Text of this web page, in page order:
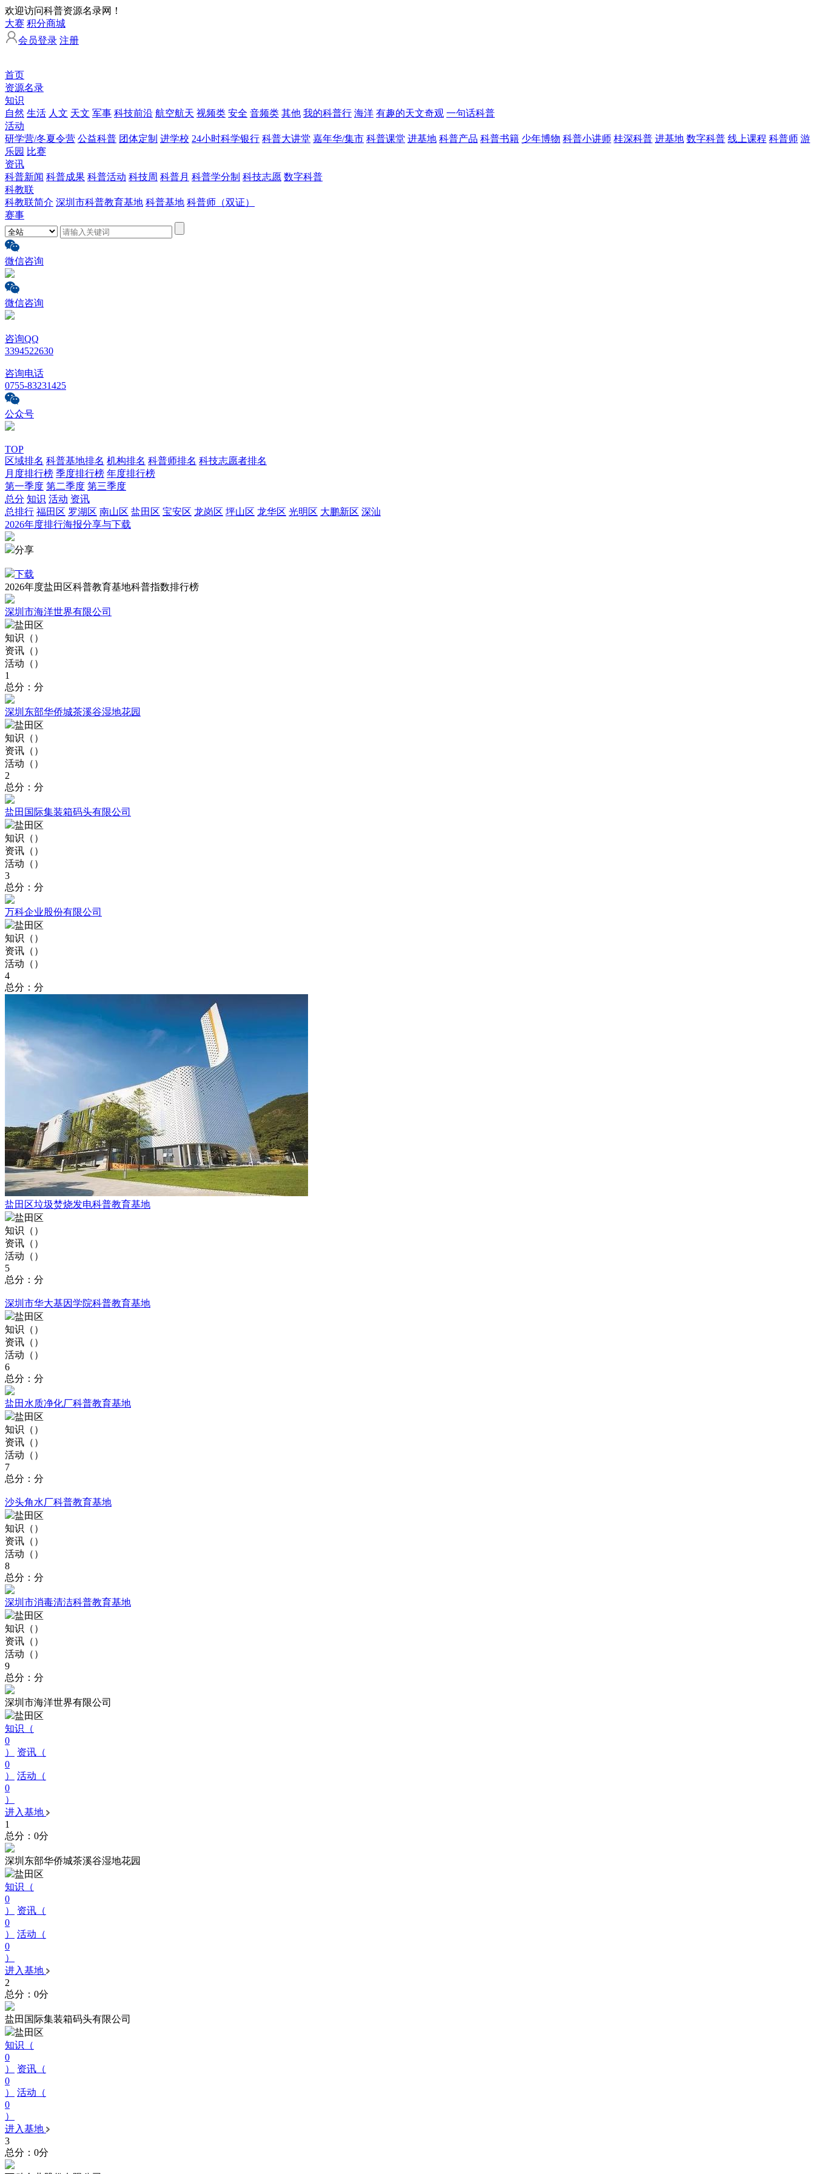
欢迎访问科普资源名录网！
大赛 积分商城
会员登录 注册
首页
资源名录
知识
自然 生活 人文 天文 军事 科技前沿 航空航天 视频类 安全 音频类 其他 我的科普行 海洋 有趣的天文奇观 一句话科普
活动
研学营/冬夏令营 公益科普 团体定制 进学校 24小时科学银行 科普大讲堂 嘉年华/集市 科普课堂 进基地 科普产品 科普书籍 少年博物 科普小讲师 桂深科普 进基地 数字科普 线上课程 科普师 游
乐园 比赛
资讯
科普新闻 科普成果 科普活动 科技周 科普月 科普学分制 科技志愿 数字科普
科教联
科教联简介 深圳市科普教育基地 科普基地 科普师（双证）
赛事
微信咨询
微信咨询
咨询QQ
3394522630
咨询电话
0755-83231425
公众号
TOP
区域排名 科普基地排名 机构排名 科普师排名 科技志愿者排名
月度排行榜 季度排行榜 年度排行榜
第一季度 第二季度 第三季度
总分 知识 活动 资讯
总排行 福田区 罗湖区 南山区 盐田区 宝安区 龙岗区 坪山区 龙华区 光明区 大鹏新区 深汕
2026年度排行海报分享与下载
分享
下载
2026年度盐田区科普教育基地科普指数排行榜
深圳市海洋世界有限公司
盐田区
知识（ ）
资讯（ ）
活动（ ）
1
总分：分
深圳东部华侨城茶溪谷湿地花园
盐田区
知识（ ）
资讯（ ）
活动（ ）
2
总分：分
盐田国际集装箱码头有限公司
盐田区
知识（ ）
资讯（ ）
活动（ ）
3
总分：分
万科企业股份有限公司
盐田区
知识（ ）
资讯（ ）
活动（ ）
4
总分：分
盐田区垃圾焚烧发电科普教育基地
盐田区
知识（ ）
资讯（ ）
活动（ ）
5
总分：分
深圳市华大基因学院科普教育基地
盐田区
知识（ ）
资讯（ ）
活动（ ）
6
总分：分
盐田水质净化厂科普教育基地
盐田区
知识（ ）
资讯（ ）
活动（ ）
7
总分：分
沙头角水厂科普教育基地
盐田区
知识（ ）
资讯（ ）
活动（ ）
8
总分：分
深圳市消毒清洁科普教育基地
盐田区
知识（ ）
资讯（ ）
活动（ ）
9
总分：分
深圳市海洋世界有限公司
盐田区
知识（
0
）
资讯（
0
）
活动（
0
）
进入基地
1
总分：0分
深圳东部华侨城茶溪谷湿地花园
盐田区
知识（
0
）
资讯（
0
）
活动（
0
）
进入基地
2
总分：0分
盐田国际集装箱码头有限公司
盐田区
知识（
0
）
资讯（
0
）
活动（
0
）
进入基地
3
总分：0分